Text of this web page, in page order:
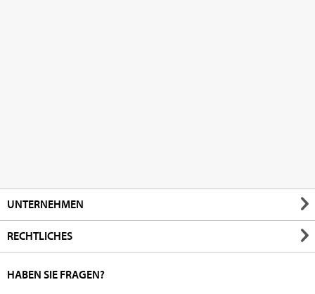
UNTERNEHMEN
RECHTLICHES
HABEN SIE FRAGEN?